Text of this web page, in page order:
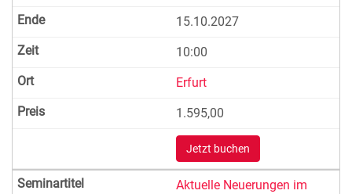
15.10.2027
10:00
Erfurt
1.595,00
Jetzt buchen
Aktuelle Neuerungen im